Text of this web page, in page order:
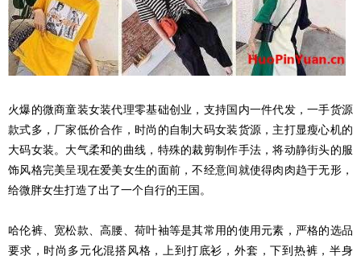
火爆的微商童装女装代理零基础创业，支持国内一件代发，一手货源
款式多，厂家低价合作，时尚的自制大码女装货源，主打显瘦心机的
大码女装。大气柔和的曲线，特殊的裁剪制作手法，将动静街头的服
饰风格完美呈现在爱美女生的面前，不经意间就使得肉肉趋于无形，
给微胖女生打造了出了一个自行的王国。
哈伦裤、宽松款、高腰、荷叶袖等是其常用的使用元素，严格的选品
要求，时尚多元化混搭风格，上到打底衫，外套，下到热裤，半身